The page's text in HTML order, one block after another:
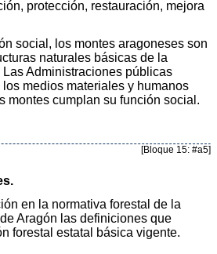
protección, restauración, mejora
social, los montes aragoneses son
naturales básicas de la
Administraciones públicas
medios materiales y humanos
montes cumplan su función social.
[Bloque 15: #a5]
en la normativa forestal de la
Aragón las definiciones que
forestal estatal básica vigente.